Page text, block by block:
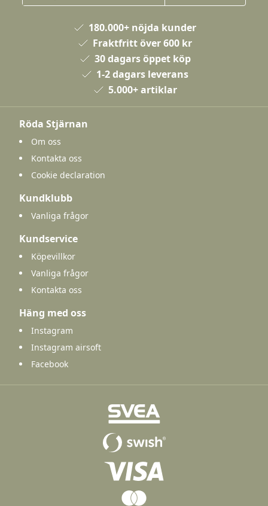
180.000+ nöjda kunder
Fraktfritt över 600 kr
30 dagars öppet köp
1-2 dagars leverans
5.000+ artiklar
Röda Stjärnan
Om oss
Kontakta oss
Cookie declaration
Kundklubb
Vanliga frågor
Kundservice
Köpevillkor
Vanliga frågor
Kontakta oss
Häng med oss
Instagram
Instagram airsoft
Facebook